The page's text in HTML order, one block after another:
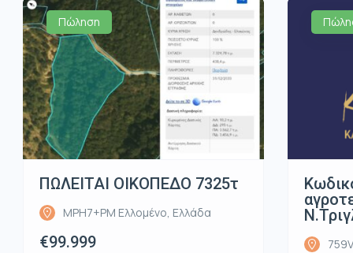
Πώληση
ΠΩΛΕΙΤΑΙ ΟΙΚΟΠΕΔΟ 7325τ
MPH7+PM Ελλομένο, Ελλάδα
€99.999